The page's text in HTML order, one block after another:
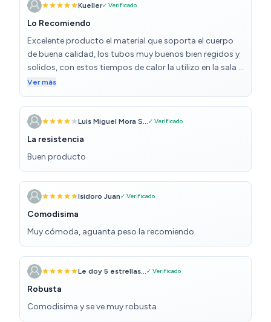
moverlas. El parasol integrado y el bolsillo lateral son
detalles que se agradecen para estar cómodo sin
intemperie y el color gris combina con casi todo. Buena
compra para quienes buscan calidad y funcionalidad
sin gastar demasiado.
Kueller✓ Verificado
Lo Recomiendo
Excelente producto el material que soporta el cuerpo
de buena calidad, los tubos muy buenos bien regidos y
solidos, con estos tiempos de calor la utilizo en la sala a
orilla de la ventana para sentir el aire fresco de la noche
duermo como rey, la recomiendo.
Ver más
Luis Miguel Mora S... ✓ Verificado
La resistencia
Buen producto
Isidoro Juan✓ Verificado
Comodisima
Muy cómoda, aguanta peso la recomiendo
Le doy 5 estrellas... ✓ Verificado
Robusta
Comodisima y se ve muy robusta